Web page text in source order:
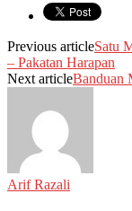
Previous articleSatu
– Pakatan Harapan
Next articleBanduan
Arif Razali